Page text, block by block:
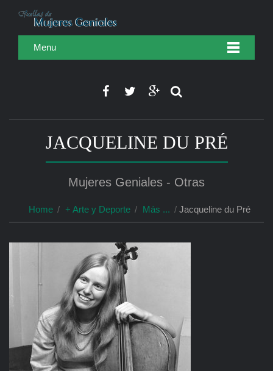
Menu
JACQUELINE DU PRÉ
Mujeres Geniales - Otras
Home + Arte y Deporte Más ... Jacqueline du Pré